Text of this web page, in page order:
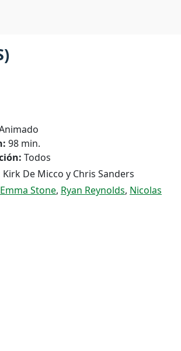
98 min.
Todos
Kirk De Micco y Chris Sanders
Emma Stone, Ryan Reynolds, Nicolas